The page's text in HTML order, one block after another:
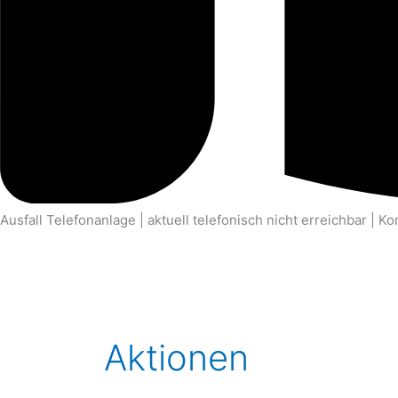
Ausfall Telefonanlage | aktuell telefonisch nicht erreichbar |
Aktionen